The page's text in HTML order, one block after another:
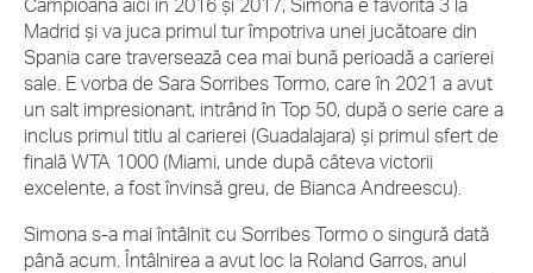
Campioană aici în 2016 și 2017, Simona e favorită 3 la
Madrid și va juca primul tur împotriva unei jucătoare din
Spania care traversează cea mai bună perioadă a carierei
sale. E vorba de Sara Sorribes Tormo, care în 2021 a avut
un salt impresionant, intrând în Top 50, după o serie care a
inclus primul titlu al carierei (Guadalajara) și primul sfert de
finală WTA 1000 (Miami, unde după câteva victorii
excelente, a fost învinsă greu, de Bianca Andreescu).
Simona s-a mai întâlnit cu Sorribes Tormo o singură dată
până acum. Întâlnirea a avut loc la Roland Garros, anul